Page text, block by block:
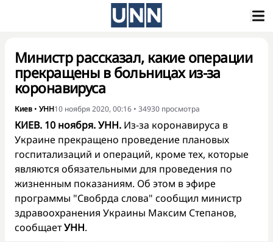
Министр рассказал, какие операции
прекращены в больницах из-за
коронавируса
Киев • УНН10 ноября 2020, 00:16 • 34930 просмотра
КИЕВ. 10 ноября. УНН. Из-за коронавируса в
Украине прекращено проведение плановых
госпитализаций и операций, кроме тех, которые
являются обязательными для проведения по
жизненным показаниям. Об этом в эфире
программы "Свобрда слова" сообщил министр
здравоохранения Украины Максим Степанов,
сообщаетУНН.